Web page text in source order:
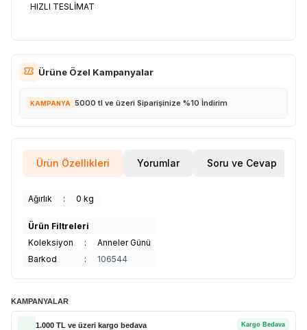
HIZLI TESLİMAT
Ürüne Özel Kampanyalar
KAMPANYA 5000 tl ve üzeri Siparişinize %10 İndirim
Ürün Özellikleri Yorumlar Soru ve Cevap
Ağırlık : 0 kg
Ürün Filtreleri
Koleksiyon
:
Anneler Günü
Barkod
: 106544
KAMPANYALAR
1.000 TL ve üzeri kargo bedava Kargo Bedava